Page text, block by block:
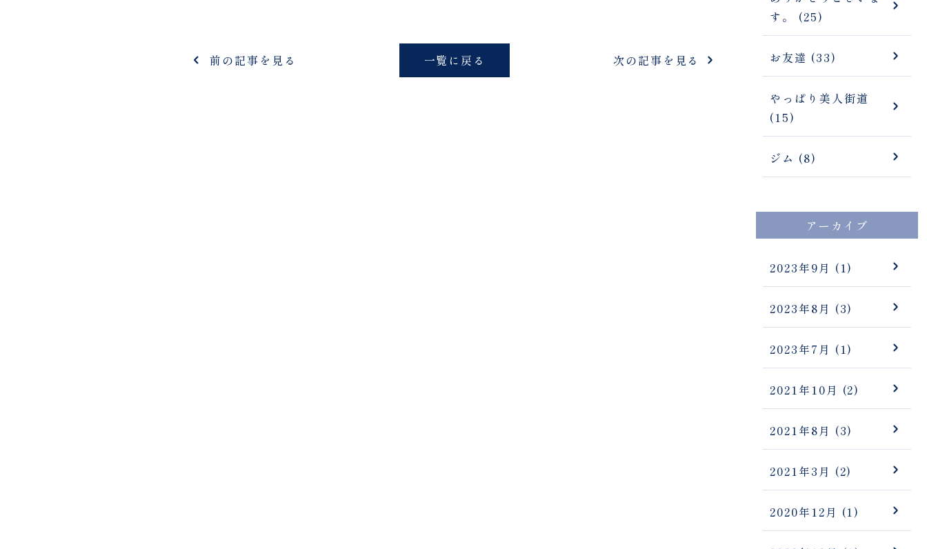
前の記事を見る 一覧に戻る 次の記事を見る
す。 (25)
お友達 (33)
やっぱり美人街道
(15)
ジム (8)
アーカイブ
2023年9月 (1)
2023年8月 (3)
2023年7月 (1)
2021年10月 (2)
2021年8月 (3)
2021年3月 (2)
2020年12月 (1)